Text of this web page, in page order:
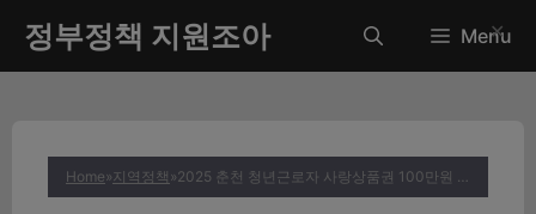
츠
정부정책 지원조아 Menu
Home»지역정책 » 2025 춘천 청년근로자 사랑상품권 100만원 지원금 신청방법 (자격조건부터 지급일까지)
✕